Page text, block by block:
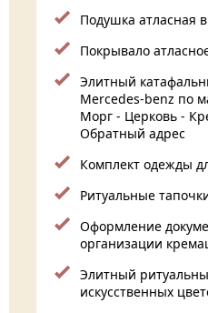
Подушка атласная
Покрывало
Элитный
Mercedes-benz по
Морг - Церковь -
Обратный адрес
Комплект одежды
Ритуальные
Оформление
организации
Элитный
искусственных